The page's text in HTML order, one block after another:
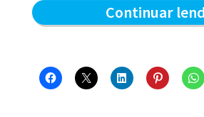
Continuar